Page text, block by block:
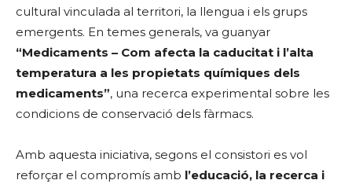
cultural vinculada al territori, la llengua i els grups
emergents. En temes generals, va guanyar
“Medicaments – Com afecta la caducitat i l’alta
temperatura a les propietats químiques dels
medicaments”, una recerca experimental sobre les
condicions de conservació dels fàrmacs.
Amb aquesta iniciativa, segons el consistori es vol
reforçar el compromís amb l’educació, la recerca i